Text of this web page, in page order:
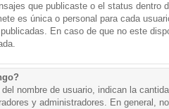
que publicaste o el status dentro
es única o personal para cada
En caso de que no este
nombre de usuario, indican la
y administradores. En general,